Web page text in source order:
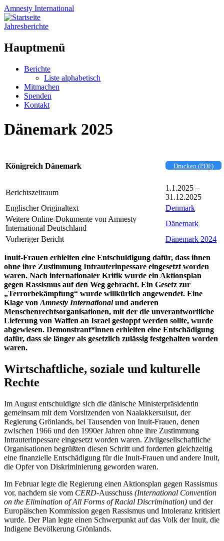
Amnesty International
Jahresberichte
Hauptmenü
Zum
springen
Berichte
Liste alphabetisch
Mitmachen
Spenden
Kontakt
Dänemark 2025
Königreich Dänemark Drucken (PDF)
Berichtszeitraum
1.1.2025 –
31.12.2025
Englischer Originaltext
Denmark
Weitere Online-Dokumente von Amnesty
International Deutschland
Dänemark
Vorheriger Bericht
Dänemark 2024
Inuit-Frauen erhielten eine Entschuldigung dafür, dass ihnen
ohne ihre Zustimmung Intrauterinpessare eingesetzt worden
waren. Nach internationaler Kritik wurde ein Aktionsplan
gegen Rassismus auf den Weg gebracht. Ein Gesetz zur
„Terrorbekämpfung“ wurde willkürlich angewendet. Eine
Klage von Amnesty Internationalund anderen
Menschenrechtsorganisationen, mit der die unverantwortliche
Lieferung von Waffen an Israel gestoppt werden sollte, wurde
abgewiesen. Demonstrant*innen erhielten eine Entschädigung
dafür, dass sie länger als gesetzlich zulässig festgehalten worden
waren.
Wirtschaftliche, soziale und kulturelle
Rechte
Im August entschuldigte sich die dänische Ministerpräsidentin
gemeinsam mit dem Vorsitzenden von Naalakkersuisut, der
Regierung Grönlands, bei Tausenden von Inuit-Frauen, denen
zwischen 1966 und den 1990er Jahren ohne ihre Zustimmung
Intrauterinpessare eingesetzt worden waren. Zivilgesellschaftliche
Organisationen begrüßten diesen Schritt und forderten gleichzeitig
eine finanzielle Entschädigung für die Inuit-Frauen und andere Inuit,
die Opfer von Diskriminierung geworden waren.
Im Februar legte die Regierung einen Aktionsplan gegen Rassismus
vor, nachdem sie vom CERD-Ausschuss (International Convention
on the Elimination of All Forms of Racial Discrimination) und der
Europäischen Kommission gegen Rassismus und Intoleranz kritisiert
wurde. Der Plan legte einen Schwerpunkt auf das Volk der Inuit, die
Indigene Bevölkerung Grönlands.